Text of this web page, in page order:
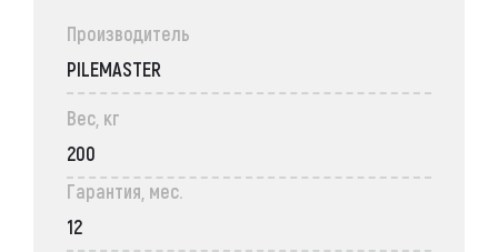
Производитель
PILEMASTER
Вес, кг
200
Гарантия, мес.
12